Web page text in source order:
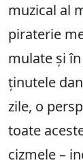
muzical al
piraterie
mulate și în
ținutele
zile, o
toate
cizmele –